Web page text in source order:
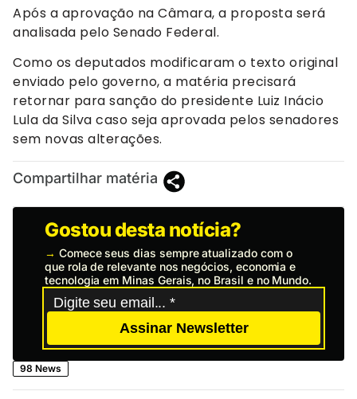
Após a aprovação na Câmara, a proposta será
analisada pelo Senado Federal.
Como os deputados modificaram o texto original
enviado pelo governo, a matéria precisará
retornar para sanção do presidente Luiz Inácio
Lula da Silva caso seja aprovada pelos senadores
sem novas alterações.
Compartilhar matéria
Gostou desta notícia?
→ Comece seus dias sempre atualizado com o
que rola de relevante nos negócios, economia e
tecnologia em Minas Gerais, no Brasil e no Mundo.
Assinar Newsletter
98 News